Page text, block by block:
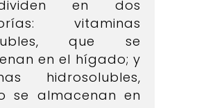
en dos
vitaminas
que se
en el hígado; y
hidrosolubles,
se almacenan en